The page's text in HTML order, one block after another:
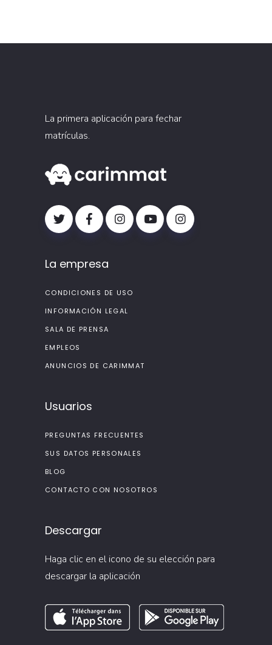
La primera aplicación para fechar
matrículas.
La empresa
CONDICIONES DE USO
INFORMACIÓN LEGAL
SALA DE PRENSA
EMPLEOS
ANUNCIOS DE CARIMMAT
Usuarios
PREGUNTAS FRECUENTES
SUS DATOS PERSONALES
BLOG
CONTACTO CON NOSOTROS
Descargar
Haga clic en el icono de su elección para
descargar la aplicación